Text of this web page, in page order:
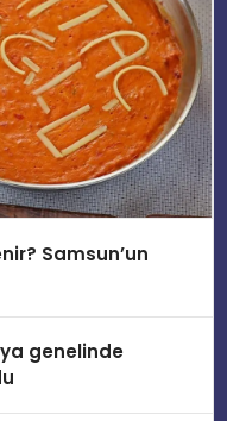
Samsun’un
genelinde